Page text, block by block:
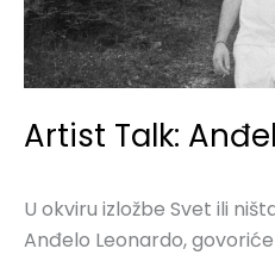
Artist Talk:
U okviru izložbe Svet ili
Anđelo Leonardo,